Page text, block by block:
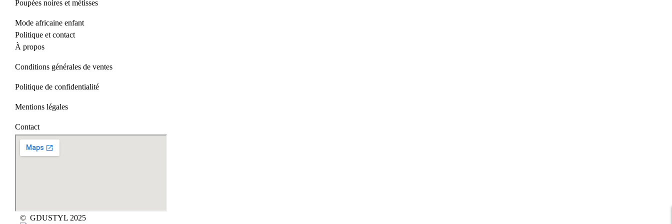
Poupées noires et métisses
Mode africaine enfant
Politique et contact
À propos
Conditions générales de ventes
Politique de confidentialité
Mentions légales
Contact
© GDUSTYL 2025